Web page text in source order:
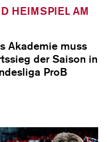
HEIMSPIEL AM
Akademie muss
der Saison in
ProB